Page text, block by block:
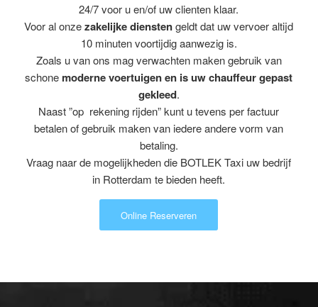
24/7 voor u en/of uw clienten klaar.
Voor al onzezakelijke dienstengeldt dat uw vervoer altijd
10 minuten voortijdig aanwezig is.
Zoals u van ons mag verwachten maken gebruik van
schone moderne voertuigen en is uw chauffeur gepast
gekleed.
Naast ”op rekening rijden” kunt u tevens per factuur
betalen of gebruik maken van iedere andere vorm van
betaling.
Vraag naar de mogelijkheden die BOTLEK Taxi uw bedrijf
in Rotterdam te bieden heeft.
Online Reserveren